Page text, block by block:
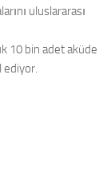
uluslararası
10 bin adet aküde
ediyor.